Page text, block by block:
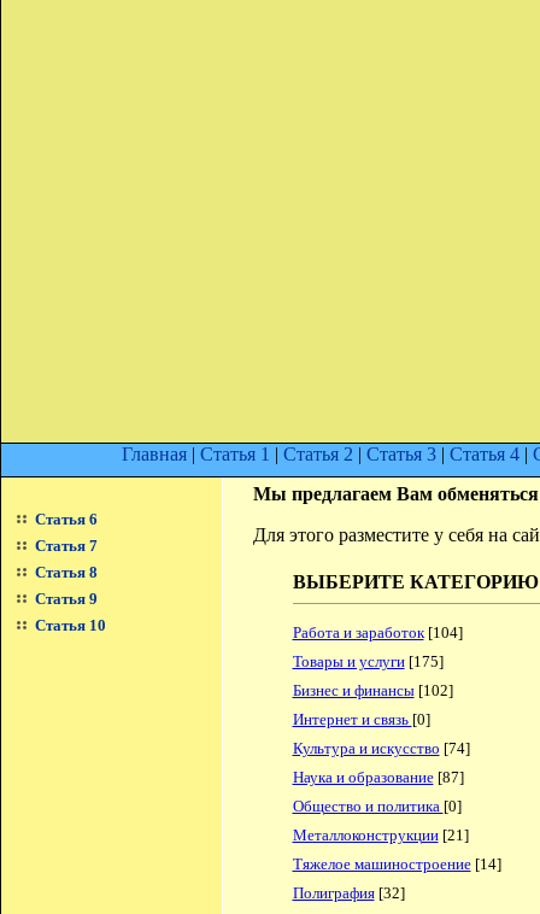
Главная | Статья 1 | Статья 2 | Статья 3 | Статья 4 |
Статья 6
Статья 7
Статья 8
Статья 9
Статья 10
Мы предлагаем Вам
Для этого разместите у себя на
ВЫБЕРИТЕ КАТЕГОРИЮ
Работа и заработок[104]
Товары и услуги[175]
Бизнес и финансы[102]
Интернет и связь [0]
Культура и искусство [74]
Наука и образование[87]
Общество и политика [0]
Металлоконструкции[21]
Тяжелое машиностроение[14]
Полиграфия[32]